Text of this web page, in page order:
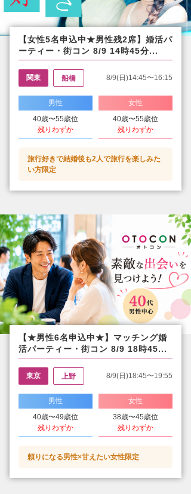
【女性5名申込中★男性残2席】婚活パ
ーティー・街コン 8/9 14時45分...
関東 船橋 8/9(日)14:45〜16:15
男性
40歳〜55歳位
残りわずか
女性
40歳〜55歳位
残りわずか
旅行好きで結婚後も2人で旅行を楽しみた
い方限定
【★男性6名申込中★】マッチング婚
活パーティー・街コン 8/9 18時45...
東京 上野 8/9(日)18:45〜19:55
男性
40歳〜49歳位
残りわずか
女性
38歳〜45歳位
残りわずか
頼りになる男性×甘えたい女性限定